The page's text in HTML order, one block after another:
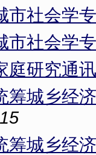
市社会学
市社会学
庭研究通
筹城乡经
筹城乡经